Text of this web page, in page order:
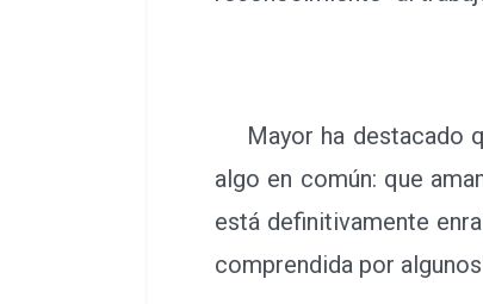
Mayor ha destacado
algo en común: que
está definitivamente
comprendida por